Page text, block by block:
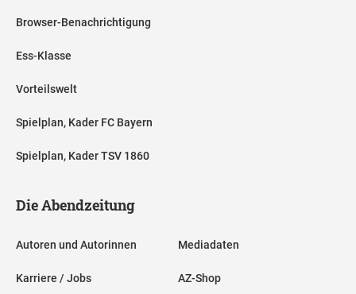
Browser-Benachrichtigung
Ess-Klasse
Vorteilswelt
Spielplan, Kader FC Bayern
Spielplan, Kader TSV 1860
Die Abendzeitung
Autoren und Autorinnen
Karriere / Jobs
Mediadaten
AZ-Shop